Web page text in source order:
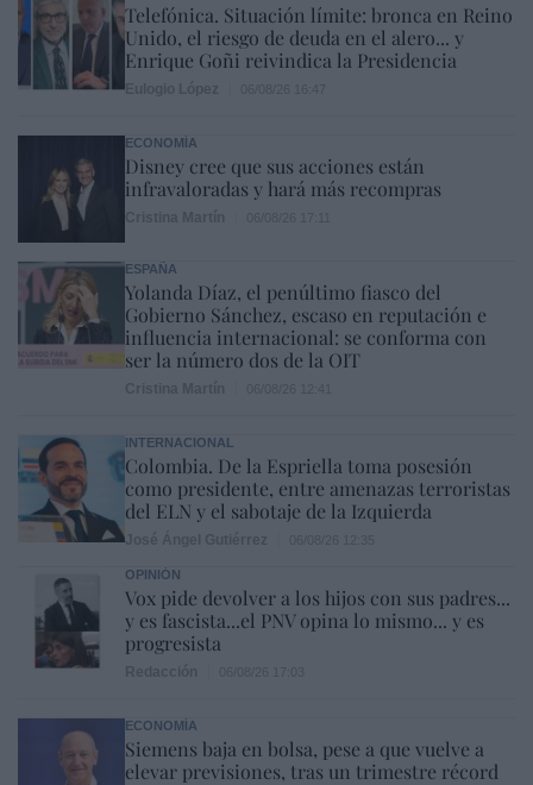
Telefónica. Situación límite: bronca en Reino
Unido, el riesgo de deuda en el alero... y
Enrique Goñi reivindica la Presidencia
ECONOMÍA
Disney cree que sus acciones están
infravaloradas y hará más recompras
ESPAÑA
Yolanda Díaz, el penúltimo fiasco del
Gobierno Sánchez, escaso en reputación e
influencia internacional: se conforma con
ser la número dos de la OIT
INTERNACIONAL
Colombia. De la Espriella toma posesión
como presidente, entre amenazas terroristas
del ELN y el sabotaje de la Izquierda
OPINIÓN
Vox pide devolver a los hijos con sus padres...
y es fascista...el PNV opina lo mismo... y es
progresista
ECONOMÍA
Siemens baja en bolsa, pese a que vuelve a
elevar previsiones, tras un trimestre récord